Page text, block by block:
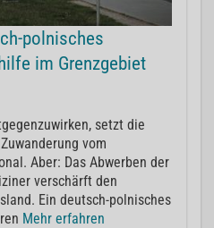
polnisches
im Grenzgebiet
setzt die
vom
Aber: Das Abwerben der
verschärft den
Ein deutsch-polnisches
Mehr erfahren